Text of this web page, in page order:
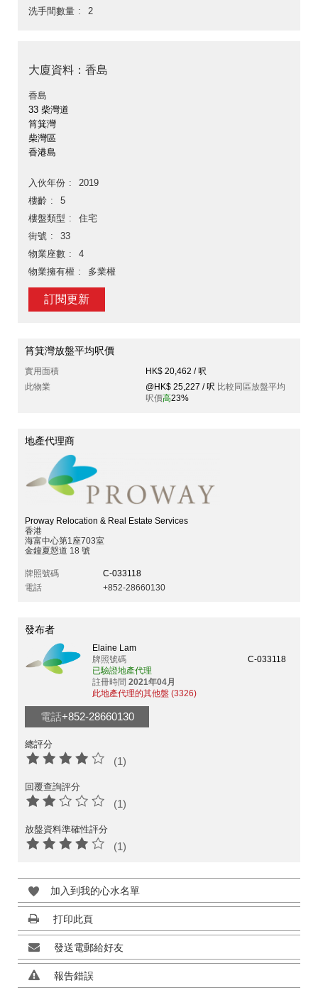
洗手間數量
2
大廈資料：香島
香島
33 柴灣道
筲箕灣
柴灣區
香港島
入伙年份
2019
樓齡
5
樓盤類型
住宅
街號
33
物業座數
4
物業擁有權
多業權
訂閱更新
筲箕灣放盤平均呎價
實用面積
HK$ 20,462 / 呎
此物業
@HK$ 25,227 / 呎 比較同區放盤平均
呎價高23%
地產代理商
Proway Relocation & Real Estate Services
香港
海富中心第1座703室
金鐘夏慤道 18 號
牌照號碼
C-033118
電話
+852-28660130
發布者
Elaine Lam
牌照號碼
C-033118
已驗證地產代理
註冊時間 2021年04月
此地產代理的其他盤 (3326)
電話+852-28660130
總評分
(1)
回覆查詢評分
(1)
放盤資料準確性評分
(1)
加入到我的心水名單
打印此頁
發送電郵給好友
報告錯誤